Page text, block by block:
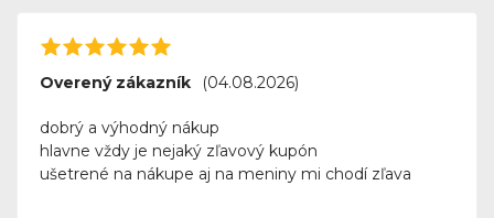
Overený zákazník (04.08.2026)
dobrý a výhodný nákup
hlavne vždy je nejaký zľavový kupón
ušetrené na nákupe aj na meniny mi chodí zľava